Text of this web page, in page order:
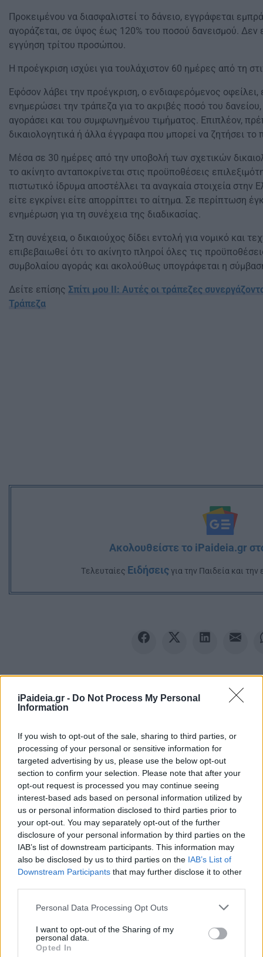
iPaideia.gr - Do Not Process My Personal
Information
If you wish to opt-out of the sale, sharing to third parties, or
processing of your personal or sensitive information for
targeted advertising by us, please use the below opt-out
section to confirm your selection. Please note that after your
opt-out request is processed you may continue seeing
interest-based ads based on personal information utilized by
us or personal information disclosed to third parties prior to
your opt-out. You may separately opt-out of the further
disclosure of your personal information by third parties on the
IAB’s list of downstream participants. This information may
also be disclosed by us to third parties on the IAB’s List of
Downstream Participants that may further disclose it to other
Please note that this website/app uses one or more Google
not limited to your visit or usage behaviour. You may click to
grant or deny consent to Google and its third-party tags to
use your data for below specified purposes in below Google
Personal Data Processing Opt Outs
I want to opt-out of the Sharing of my
personal data.
Opted In
Προκειμένου να διασφαλιστεί το δάνειο, εγγράφεται
αγοράζεται, σε ύψος έως 120% του ποσού δανεισμού. Δεν
εγγύηση τρίτου προσώπου.
Η προέγκριση ισχύει για τουλάχιστον 60 ημέρες από τη
Εφόσον λάβει την προέγκριση, ο ενδιαφερόμενος οφείλει,
ενημερώσει την τράπεζα για το ακριβές ποσό του
αγοράσει και του συμφωνημένου τιμήματος. Επιπλέον,
δικαιολογητικά ή άλλα έγγραφα που μπορεί να ζητήσει το
Μέσα σε 30 ημέρες από την υποβολή των σχετικών
το ακίνητο ανταποκρίνεται στις προϋποθέσεις
πιστωτικό ίδρυμα αποστέλλει τα αναγκαία στοιχεία στην
είτε εγκρίνει είτε απορρίπτει το αίτημα. Σε περίπτωση
ενημέρωση για τη συνέχεια της διαδικασίας.
Στη συνέχεια, ο δικαιούχος δίδει εντολή για νομικό και
επιβεβαιωθεί ότι το ακίνητο πληροί όλες τις
συμβολαίου αγοράς και ακολούθως υπογράφεται η
Δείτε επίσης Σπίτι μου ΙΙ: Αυτές οι τράπεζες
Τράπεζα
Ακολουθείστε το iPaideia.gr
Tελευταίες Ειδήσειςγια την Παιδεία και την
Στην Κατηγορία:ΕΙΔΗΣΕΙΣ
TAGS: GOV ΑΙΤΗΣΕΙΣ ΔΑΝΕΙΑ ΣΠΙΤΙ ΜΟΥ
ΔΙΑΒΑΣΤΕ